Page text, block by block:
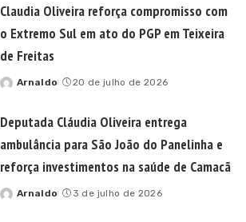
Claudia Oliveira reforça compromisso com
o Extremo Sul em ato do PGP em Teixeira
de Freitas
Posted
Arnaldo 20 de julho de 2026
Deputada Cláudia Oliveira entrega
ambulância para São João do Panelinha e
reforça investimentos na saúde de Camacã
Posted
Arnaldo 3 de julho de 2026